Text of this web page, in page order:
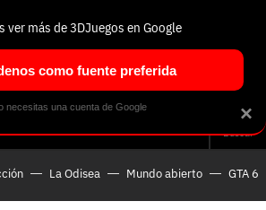
Buscar
La Odisea Mundo abierto GTA 6
Entra en 3DJuegos
electrónico
Regístrate en 3DJuegos
electrónico
(mínimo 6 caracteres)
Recuperar contraseña
electrónico
contraseña Cancelar
un correo electrónico con un
×
ver más de 3DJuegos en Google
como fuente preferida
necesitas una cuenta de Google